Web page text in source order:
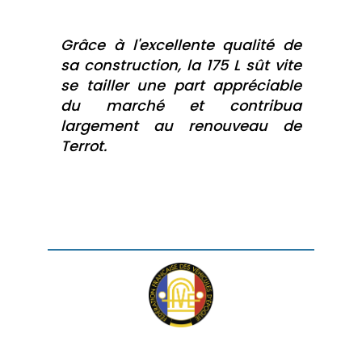
Grâce à l'excellente qualité de
sa construction, la 175 L sût vite
se tailler une part appréciable
du marché et contribua
largement au renouveau de
Terrot.